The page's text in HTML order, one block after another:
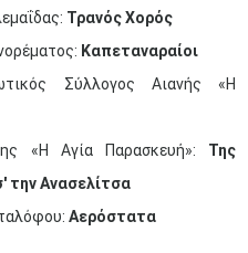
Τρανός Χορός
Καπεταναραίοι
Σύλλογος Αιανής «Η
«Η Αγία Παρασκευή»: Της
την Ανασελίτσα
Αερόστατα